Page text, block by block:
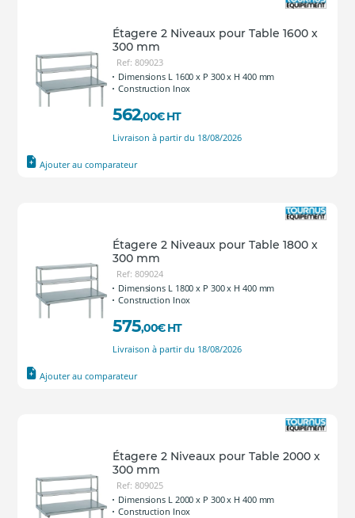
Étagere 2 Niveaux pour Table 1600 x
300 mm
Ref: 809023
Dimensions L 1600 x P 300 x H 400 mm
Construction Inox
562,00€ HT
Livraison à partir du 18/08/2026
Ajouter au comparateur
Étagere 2 Niveaux pour Table 1800 x
300 mm
Ref: 809024
Dimensions L 1800 x P 300 x H 400 mm
Construction Inox
575,00€ HT
Livraison à partir du 18/08/2026
Ajouter au comparateur
Étagere 2 Niveaux pour Table 2000 x
300 mm
Ref: 809025
Dimensions L 2000 x P 300 x H 400 mm
Construction Inox